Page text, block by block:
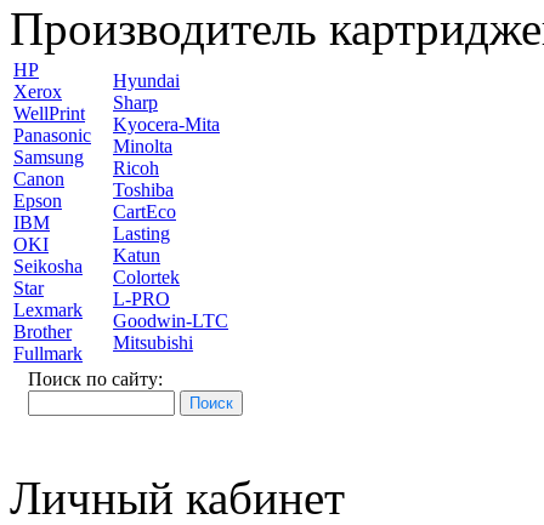
Производитель
HP
Xerox
WellPrint
Panasonic
Samsung
Canon
Epson
IBM
OKI
Seikosha
Star
Lexmark
Brother
Fullmark
Hyundai
Sharp
Kyocera-Mita
Minolta
Ricoh
Toshiba
CartEco
Lasting
Katun
Colortek
L-PRO
Goodwin-LTC
Mitsubishi
Поиск по сайту:
Личный кабинет